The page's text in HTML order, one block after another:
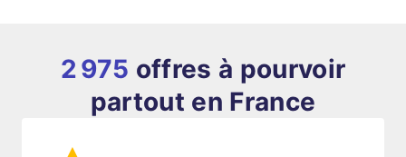
2 975 offres à pourvoir
partout en France